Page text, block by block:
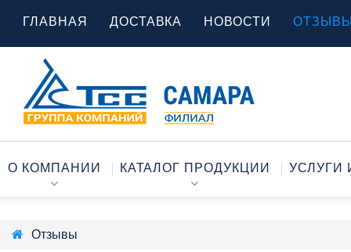
ГЛАВНАЯ ДОСТАВКА НОВОСТИ ОТЗЫВЫ
О КОМПАНИИ КАТАЛОГ ПРОДУКЦИИ УСЛУГИ
Отзывы